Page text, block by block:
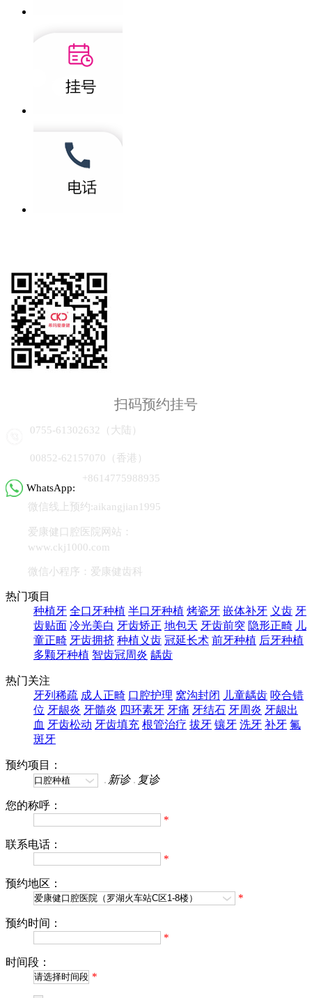
扫码预约挂号
0755-61302632（大陆）
00852-62157070（香港）
WhatsApp:
+8614775988935
微信线上预约:aikangjian1995
爱康健口腔医院网站：
www.ckj1000.com
微信小程序：爱康健齿科
热门项目
种植牙 全口牙种植 半口牙种植 烤瓷牙 嵌体补牙 义齿 牙
齿贴面 冷光美白 牙齿矫正 地包天 牙齿前突 隐形正畸 儿
童正畸 牙齿拥挤 种植义齿 冠延长术 前牙种植 后牙种植
多颗牙种植 智齿冠周炎 龋齿
热门关注
牙列稀疏 成人正畸 口腔护理 窝沟封闭 儿童龋齿 咬合错
位 牙龈炎 牙髓炎 四环素牙 牙痛 牙结石 牙周炎 牙龈出
血 牙齿松动 牙齿填充 根管治疗 拔牙 镶牙 洗牙 补牙 氟
斑牙
预约项目：
新诊
复诊
您的称呼：
*
联系电话：
*
预约地区：
*
预约时间：
*
时间段：
*